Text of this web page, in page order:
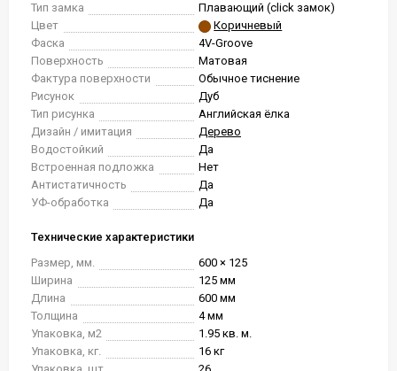
Тип замка
Плавающий (click замок)
Цвет
Коричневый
Фаска
4V-Groove
Поверхность
Матовая
Фактура поверхности
Обычное тиснение
Рисунок
Дуб
Тип рисунка
Английская ёлка
Дизайн / имитация
Дерево
Водостойкий
Да
Встроенная подложка
Нет
Антистатичность
Да
УФ-обработка
Да
Технические характеристики
Размер, мм.
600 × 125
Ширина
125 мм
Длина
600 мм
Толщина
4 мм
Упаковка, м2
1.95 кв. м.
Упаковка, кг.
16 кг